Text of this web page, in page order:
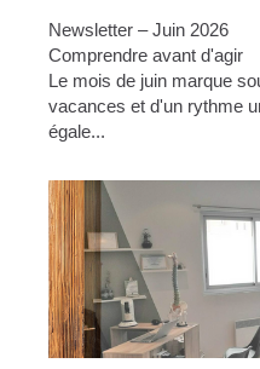
Newsletter – Juin 2026
Comprendre avant d'agir
Le mois de juin marque
vacances et d'un rythme
égale...